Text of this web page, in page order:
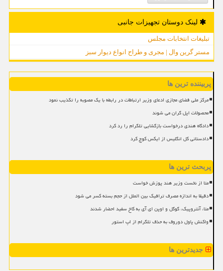
لینک دوستان تجهیزات جانبی
تبلیغات انتخابات مجلس
مستر گرین وال | مجری و طراح انواع دیوار سبز
پربیننده ترین ها
مرکز ملی فضای مجازی ادعای وزیر ارتباطات در رابطه با یک مصوبه را تکذیب نمود
محصولات اپل گران می شوند
دادگاه هندی درخواست بازگشایی تلگرام را رد کرد
دادستانی کل انگلیس از ایکس کوچ کرد
پربحث ترین ها
متا از نخست وزیر هند پوزش خواست
دقیقا به اندازه مصرف ترافیک بین الملل از حجم بسته کسر می شود
متا، آنتروپیک، گوگل و اوپن ای آی به کاخ سفید احضار شدند
واکنش پاول دوروف به حذف تلگرام از اپ استور
جدیدترین ها